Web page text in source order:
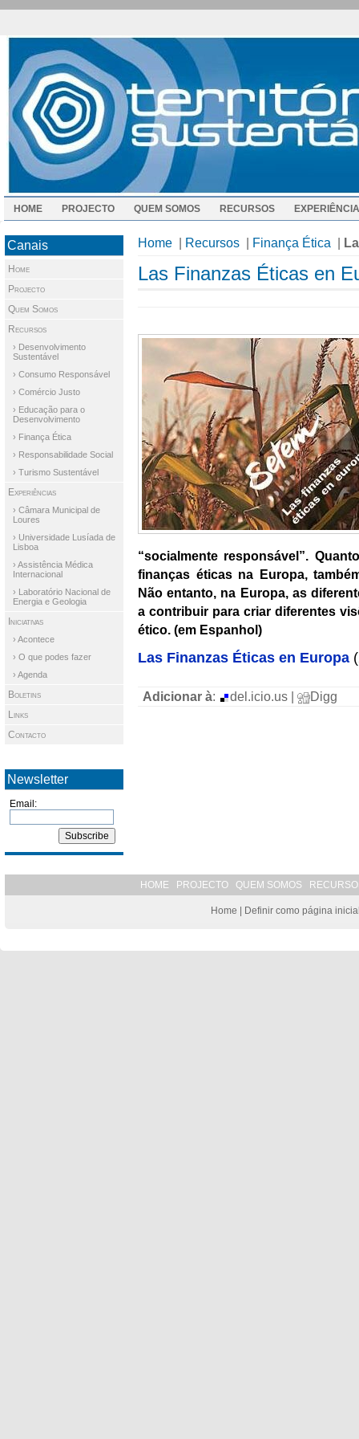
HOME PROJECTO QUEM SOMOS RECURSOS
Canais
Home
Projecto
Quem Somos
Recursos
› Desenvolvimento
Sustentável
› Consumo Responsável
› Comércio Justo
› Educação para o
Desenvolvimento
› Finança Ética
› Responsabilidade Social
› Turismo Sustentável
Experiências
› Câmara Municipal de
Loures
› Universidade Lusíada de
Lisboa
› Assistência Médica
Internacional
› Laboratório Nacional de
Energia e Geologia
Iniciativas
› Acontece
› O que podes fazer
› Agenda
Boletins
Links
Contacto
Newsletter
Email:
Home | Recursos | Finança Ética |
Las Finanzas Éticas en
“socialmente responsável”.
finanças éticas na Europa,
Não entanto, na Europa, as
a contribuir para criar diferentes
ético. (em Espanhol)
Las Finanzas Éticas en Europa
Adicionar à: del.icio.us | Digg
HOME PROJECTO QUEM SOMOS
Home Definir como página